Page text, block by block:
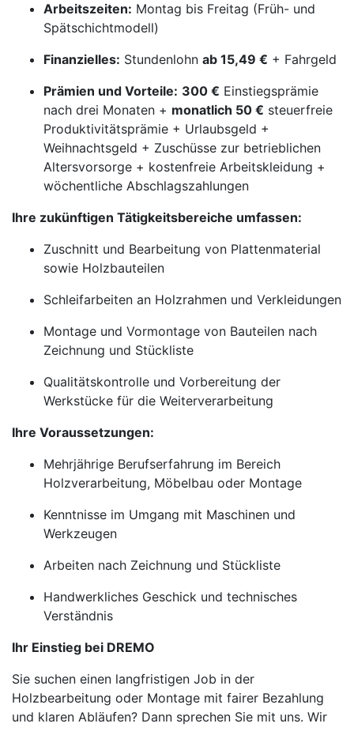
Arbeitszeiten: Montag bis Freitag (Früh- und
Spätschichtmodell)
Finanzielles: Stundenlohn ab 15,49 € + Fahrgeld
Prämien und Vorteile: 300 € Einstiegsprämie
nach drei Monaten + monatlich 50 € steuerfreie
Produktivitätsprämie + Urlaubsgeld +
Weihnachtsgeld + Zuschüsse zur betrieblichen
Altersvorsorge + kostenfreie Arbeitskleidung +
wöchentliche Abschlagszahlungen
Ihre zukünftigen Tätigkeitsbereiche umfassen:
Zuschnitt und Bearbeitung von Plattenmaterial
sowie Holzbauteilen
Schleifarbeiten an Holzrahmen und Verkleidungen
Montage und Vormontage von Bauteilen nach
Zeichnung und Stückliste
Qualitätskontrolle und Vorbereitung der
Werkstücke für die Weiterverarbeitung
Ihre Voraussetzungen:
Mehrjährige Berufserfahrung im Bereich
Holzverarbeitung, Möbelbau oder Montage
Kenntnisse im Umgang mit Maschinen und
Werkzeugen
Arbeiten nach Zeichnung und Stückliste
Handwerkliches Geschick und technisches
Verständnis
Ihr Einstieg bei DREMO
Sie suchen einen langfristigen Job in der
Holzbearbeitung oder Montage mit fairer Bezahlung
und klaren Abläufen? Dann sprechen Sie mit uns. Wir